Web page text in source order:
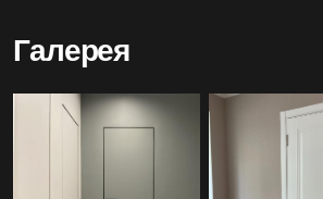
Галерея